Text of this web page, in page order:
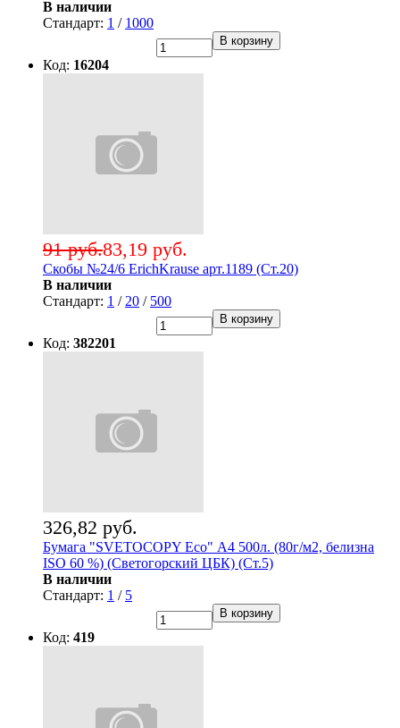
В наличии
Стандарт: 1 / 1000
В корзину
Код: 16204
83,19 руб.
91 руб.
Скобы №24/6 ErichKrause арт.1189 (Ст.20)
В наличии
Стандарт: 1 / 20 / 500
В корзину
Код: 382201
326,82 руб.
Бумага "SVETOCOPY Eco" А4 500л. (80г/м2, белизна
ISO 60 %) (Светогорский ЦБК) (Ст.5)
В наличии
Стандарт: 1 / 5
В корзину
Код: 419